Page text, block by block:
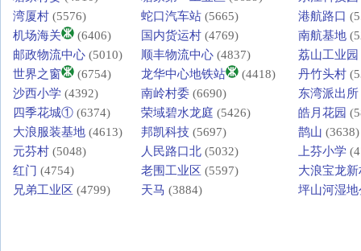
湾厦村 (5576) 蛇口汽车站 (5665) 港航路口
机场海关
(6406) 国内货运村 (4769) 南航基地
邮政物流中心 (5010) 顺丰物流中心 (4837) 荔山工业园
世界之窗
(6754) 龙华中心地铁站 (4418) 丹竹头村
沙西小学 (4392) 南岭村委 (6690) 东湾派出所
四季花城① (6374) 荣域碧水龙庭 (5426) 皓月花园
大浪服装基地 (4613) 邦凯科技 (5697) 鹊山 (3638)
元芬村 (5048) 人民路口北 (5032) 上芬小学
红门 (4754) 老围工业区 (5597)
大浪宝龙新
兄弟工业区 (4799) 天马 (3884) 坪山河湿地